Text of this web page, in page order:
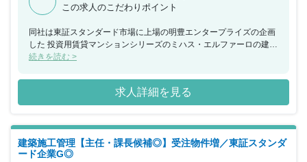
この求人のこだわりポイント
同社は東証スタンダード市場に上場の明豊エンタープライズの企画
した 投資用賃貸マンションシリーズのミハス・エルファーロの建設
工事をメインに 請け負うために設立した企業になります。 都内を
（鉄骨造）の建設も手掛けており、またグループ企業の管理する 賃
貸マンションで発生する修繕や、オーナー様からの改修工事依頼も
請け負っております。今後も受注物件は年々増えていく計画となっ
に向けた増員と なっております。 同社は親会社と同じビルにて働
いているため、協業するスピード感が早く 現場の状況も理解したう
えで業務量の調整がなされています。 同じ環境下での仕事だからこ
続きを読む >
求人詳細を見る
建築施工管理【主任・課長候補◎】受注物件増／東証スタンダ
ード企業G◎